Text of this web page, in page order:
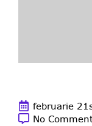
februarie
No